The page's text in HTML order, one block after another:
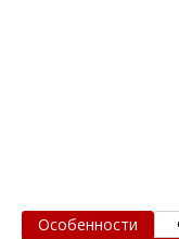
Особенности